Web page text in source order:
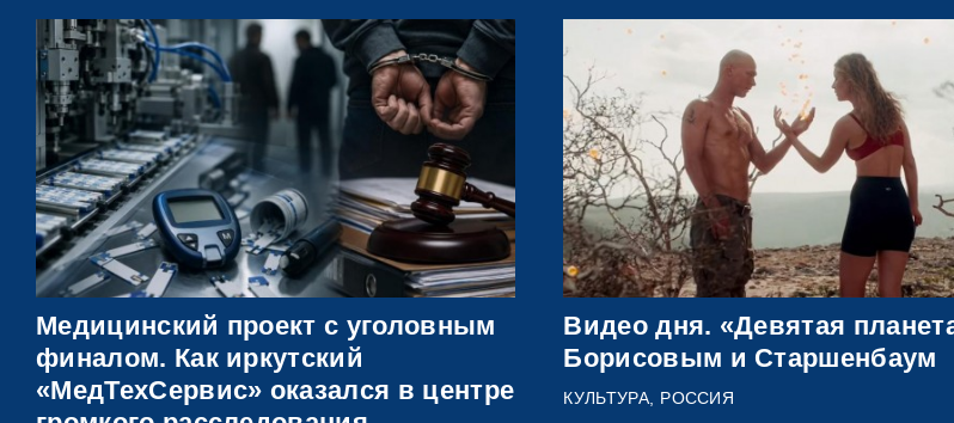
Медицинский проект с уголовным
финалом. Как иркутский
«МедТехСервис» оказался в центре
Видео дня. «Девятая
Борисовым и Старшенбаум
КУЛЬТУРА РОССИЯ